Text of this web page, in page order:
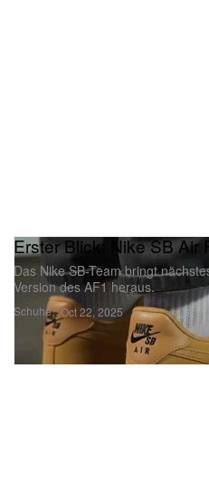
Schuhe
Erster Blick: Nike SB Air
Das Nike SB-Team bringt
Version des AF1 heraus.
Oct 22, 2025